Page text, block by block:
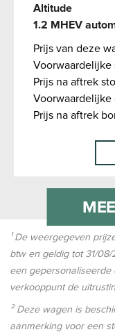
Altitude
1.2 MHEV
Prijs van deze
Voorwaardelijke
Prijs na aftrek
Voorwaardelijke
Prijs na aftrek
¹ De weergegeven
btw en geldig tot 31/
een
verkooppunt de
² Deze wagen is
aanmerking voor een